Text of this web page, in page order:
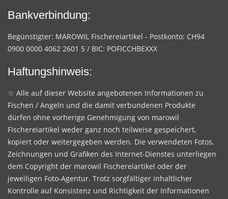
Bankverbindung:
Begünstigter: MAROWIL Fischereiartikel - Postkonto: CH94
0900 0000 4062 2601 5 / BIC: POFICCHBEXXX
Haftungshinweis:
☆ Alle auf dieser Website angebotenen Informationen zu
Fischen / Angeln und die damit verbundenen Produkte
dürfen ohne vorherige Genehmigung von marowil
Fischereiartikel weder ganz noch teilweise gespeichert,
kopiert oder weitergegeben werden. Die verwendeten Fotos,
Zeichnungen und Grafiken des Internet-Dienstes unterliegen
dem Copyright der marowil Fischereiartikel oder der
jeweiligen Foto-Agentur. Trotz sorgfältiger inhaltlicher
Kontrolle auf Konsistenz und Richtigkeit der Informationen